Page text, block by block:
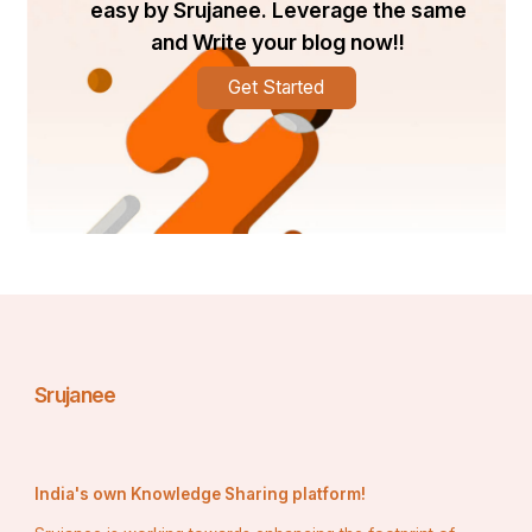
କିନ୍ତୁ ଶ୍ରୀରାମଙ୍କର ଯେଉଁ ରୂପ ଏହି ରଥଦେବତା ମୂର୍ତ୍ତିିରେ
ଖୋଦିତ, ତାହା ବିଶ୍ୱନାଥ ଖୁଣ୍ଟିଆଙ୍କ ‘ବିଚିତ୍ର ରାମାୟଣ’ର
ବର୍ଣ୍ଣନା ଅନୁରୂପ। ଏହି ରାମାୟଣ ‘ବିଶି ରାମାୟଣ’ ଭାବରେ
ମଧ୍ୟ ଓଡ଼ିଶାରେ ଖ୍ୟାତ। କବି ବିଶ୍ୱନାଥ ଖୁଣ୍ଟିଆ
ଉପେନ୍ଦ୍ର ଭଞ୍ଜ ଓ ଦୀନ କୃଷ୍ଣ ଦାସଙ୍କ ସମସାମୟିକ। ଏହି
ରାମାୟଣର ଭଣିତାରେ ଗଜପତି ଦିବ୍ୟସିଂହ ଦେବଙ୍କର ନାମ
ନନ୍ଦିଘୋଷ ରଥର ପାର୍ଶ୍ୱଦେବତା ରୂପେ ସ୍ଥାନିତ ରାମଙ୍କର
easy by Srujanee. Leverage the same
and Write your blog now!!
Get Started
Srujanee
India's own Knowledge Sharing platform!